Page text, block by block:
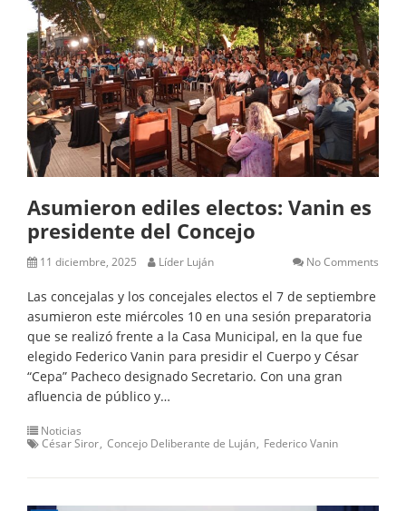
Asumieron ediles electos: Vanin es
presidente del Concejo
11 diciembre, 2025 Líder Luján No Comments
Las concejalas y los concejales electos el 7 de septiembre
asumieron este miércoles 10 en una sesión preparatoria
que se realizó frente a la Casa Municipal, en la que fue
elegido Federico Vanin para presidir el Cuerpo y César
“Cepa” Pacheco designado Secretario. Con una gran
afluencia de público y…
Noticias
César Siror Concejo Deliberante de Luján Federico Vanin